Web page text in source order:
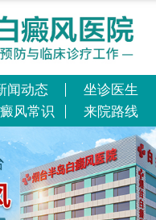
闻动态
坐诊医生
风常识 来院路线